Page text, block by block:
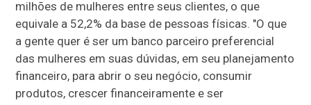
milhões de mulheres entre seus clientes, o que
equivale a 52,2% da base de pessoas físicas. "O que
a gente quer é ser um banco parceiro preferencial
das mulheres em suas dúvidas, em seu planejamento
financeiro, para abrir o seu negócio, consumir
produtos, crescer financeiramente e ser